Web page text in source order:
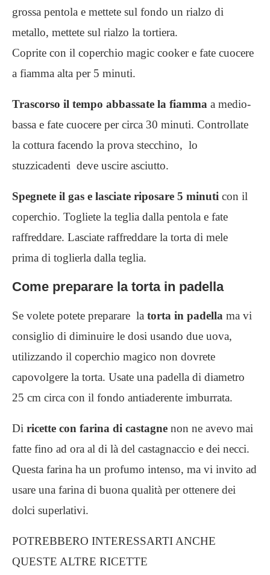
grossa pentola e mettete sul fondo un rialzo di
metallo, mettete sul rialzo la tortiera.
Coprite con il coperchio magic cooker e fate cuocere
a fiamma alta per 5 minuti.
Trascorso il tempo abbassate la fiamma a medio-
bassa e fate cuocere per circa 30 minuti. Controllate
la cottura facendo la prova stecchino, lo
stuzzicadenti deve uscire asciutto.
Spegnete il gas e lasciate riposare 5 minuti con il
coperchio. Togliete la teglia dalla pentola e fate
raffreddare. Lasciate raffreddare la torta di mele
prima di toglierla dalla teglia.
Come preparare la torta in padella
Se volete potete preparare la torta in padella ma vi
consiglio di diminuire le dosi usando due uova,
utilizzando il coperchio magico non dovrete
capovolgere la torta. Usate una padella di diametro
25 cm circa con il fondo antiaderente imburrata.
Di ricette con farina di castagne non ne avevo mai
fatte fino ad ora al di là del castagnaccio e dei necci.
Questa farina ha un profumo intenso, ma vi invito ad
usare una farina di buona qualità per ottenere dei
dolci superlativi.
POTREBBERO INTERESSARTI ANCHE
QUESTE ALTRE RICETTE